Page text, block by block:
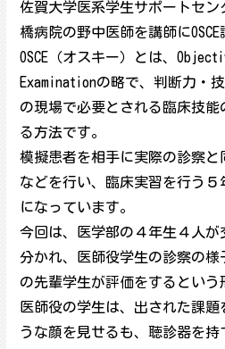
佐賀大学医系学生サポートセン
橋病院の野中医師を講師に
OSCE（オスキー）とは、
Examinationの略で、判断力・
の現場で必要とされる臨床技
る方法です。
模擬患者を相手に実際の診察
などを行い、臨床実習を行う５
になっています。
今回は、医学部の４年生４人
分かれ、医師役学生の診察の
の先輩学生が評価をするという
医師役の学生は、出された課
うな顔を見せるも、聴診器を持